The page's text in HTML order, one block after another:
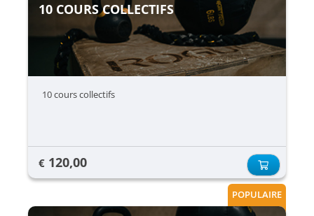
10 COURS COLLECTIFS
10 cours collectifs
€ 120,00
POPULAIRE